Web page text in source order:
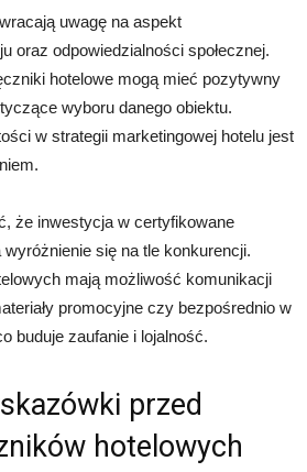
uwagę na aspekt
oraz odpowiedzialności społecznej.
hotelowe mogą mieć pozytywny
wyboru danego obiektu.
w strategii marketingowej hotelu jest
że inwestycja w certyfikowane
się na tle konkurencji.
mają możliwość komunikacji
promocyjne czy bezpośrednio w
buduje zaufanie i lojalność.
przed
hotelowych